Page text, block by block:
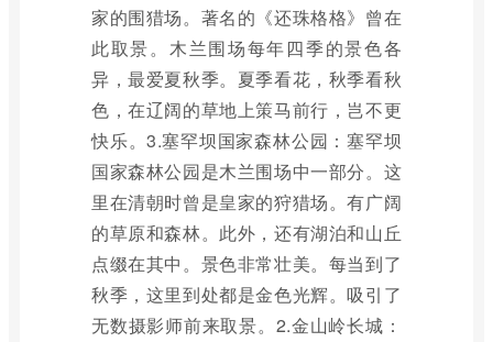
家的围猎场。著名的《还珠格格》曾在
此取景。木兰围场每年四季的景色各
异，最爱夏秋季。夏季看花，秋季看秋
色，在辽阔的草地上策马前行，岂不更
快乐。3.塞罕坝国家森林公园：塞罕坝
国家森林公园是木兰围场中一部分。这
里在清朝时曾是皇家的狩猎场。有广阔
的草原和森林。此外，还有湖泊和山丘
点缀在其中。景色非常壮美。每当到了
秋季，这里到处都是金色光辉。吸引了
无数摄影师前来取景。2.金山岭长城：